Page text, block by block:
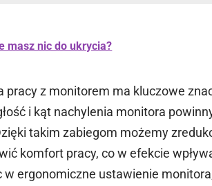
masz nic do ukrycia?
z monitorem ma kluczowe
i kąt nachylenia monitora
takim zabiegom możemy
komfort pracy, co w efekcie
ergonomiczne ustawienie